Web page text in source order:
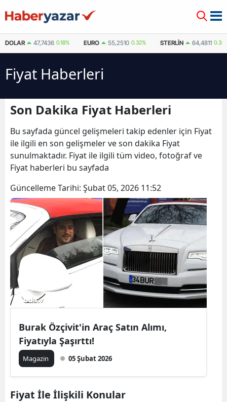
DOLAR 47,7436 0.18% EURO 55,2510 0.32% STERLIN 64,4811
Fiyat Haberleri
Son Dakika Fiyat Haberleri
Bu sayfada güncel gelişmeleri takip edenler için Fiyat
ile ilgili en son gelişmeler ve son dakika Fiyat
sunulmaktadır. Fiyat ile ilgili tüm video, fotoğraf ve
Fiyat haberleri bu sayfada
Güncelleme Tarihi: Şubat 05, 2026 11:52
Burak Özçivit'in Araç Satın Alımı,
Fiyatıyla Şaşırttı!
Magazin 05 Şubat 2026
Fiyat İle İlişkili Konular